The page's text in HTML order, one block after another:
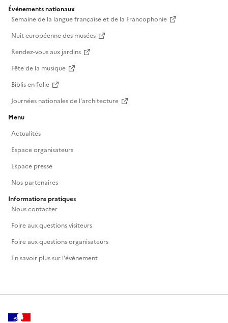
Événements nationaux
Semaine de la langue française et de la Francophonie
Nuit européenne des musées
Rendez-vous aux jardins
Fête de la musique
Biblis en folie
Journées nationales de l'architecture
Menu
Actualités
Espace organisateurs
Espace presse
Nos partenaires
Informations pratiques
Nous contacter
Foire aux questions visiteurs
Foire aux questions organisateurs
En savoir plus sur l'événement